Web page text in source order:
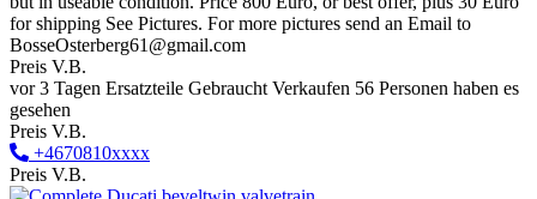
for shipping See Pictures. For more pictures send an Email to
BosseOsterberg61@gmail.com
Preis V.B.
vor 3 Tagen Ersatzteile Gebraucht Verkaufen 56 Personen haben es
gesehen
Preis V.B.
+4670810xxxx
Preis V.B.